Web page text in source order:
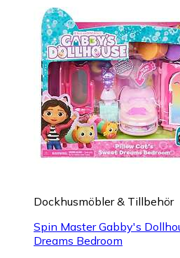
Dockhusmöbler & Tillbehör
Spin Master Gabby's
Dreams Bedroom